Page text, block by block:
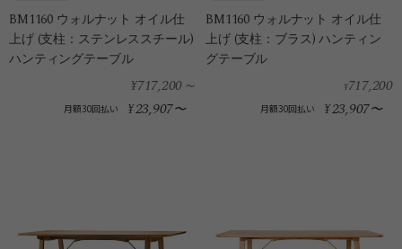
BM1160 ウォルナット オイル仕
上げ (支柱：ステンレススチール)
ハンティングテーブル
¥717,200～
月額30回払い ¥23,907〜
BM1160 ウォルナット オイル仕
上げ (支柱：ブラス) ハンティン
グテーブル
¥717,200
月額30回払い ¥23,907〜